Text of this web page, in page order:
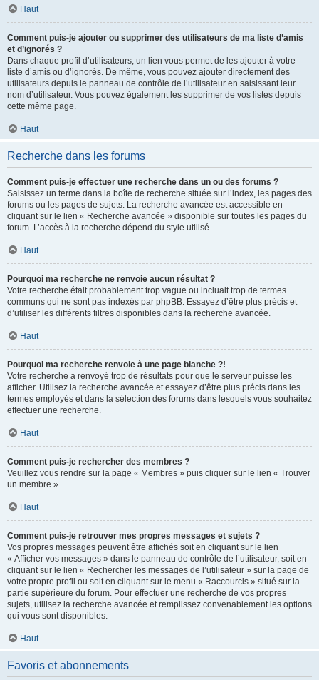
Haut
Comment puis-je ajouter ou supprimer des utilisateurs de ma liste d’amis
et d’ignorés ?
Dans chaque profil d’utilisateurs, un lien vous permet de les ajouter à votre
liste d’amis ou d’ignorés. De même, vous pouvez ajouter directement des
utilisateurs depuis le panneau de contrôle de l’utilisateur en saisissant leur
nom d’utilisateur. Vous pouvez également les supprimer de vos listes depuis
cette même page.
Haut
Recherche dans les forums
Comment puis-je effectuer une recherche dans un ou des forums ?
Saisissez un terme dans la boîte de recherche située sur l’index, les pages des
forums ou les pages de sujets. La recherche avancée est accessible en
cliquant sur le lien « Recherche avancée » disponible sur toutes les pages du
forum. L’accès à la recherche dépend du style utilisé.
Haut
Pourquoi ma recherche ne renvoie aucun résultat ?
Votre recherche était probablement trop vague ou incluait trop de termes
communs qui ne sont pas indexés par phpBB. Essayez d’être plus précis et
d’utiliser les différents filtres disponibles dans la recherche avancée.
Haut
Pourquoi ma recherche renvoie à une page blanche ?!
Votre recherche a renvoyé trop de résultats pour que le serveur puisse les
afficher. Utilisez la recherche avancée et essayez d’être plus précis dans les
termes employés et dans la sélection des forums dans lesquels vous souhaitez
effectuer une recherche.
Haut
Comment puis-je rechercher des membres ?
Veuillez vous rendre sur la page « Membres » puis cliquer sur le lien « Trouver
un membre ».
Haut
Comment puis-je retrouver mes propres messages et sujets ?
Vos propres messages peuvent être affichés soit en cliquant sur le lien
« Afficher vos messages » dans le panneau de contrôle de l’utilisateur, soit en
cliquant sur le lien « Rechercher les messages de l’utilisateur » sur la page de
votre propre profil ou soit en cliquant sur le menu « Raccourcis » situé sur la
partie supérieure du forum. Pour effectuer une recherche de vos propres
sujets, utilisez la recherche avancée et remplissez convenablement les options
qui vous sont disponibles.
Haut
Favoris et abonnements